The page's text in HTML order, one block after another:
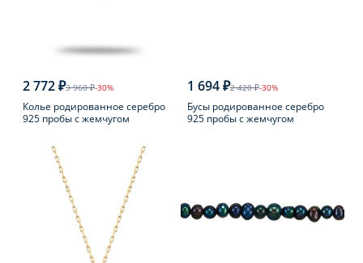
2 772 ₽3 960 ₽-30%
Колье родированное серебро
925 пробы с жемчугом
1 694 ₽2 420 ₽-30%
Бусы родированное серебро
925 пробы с жемчугом